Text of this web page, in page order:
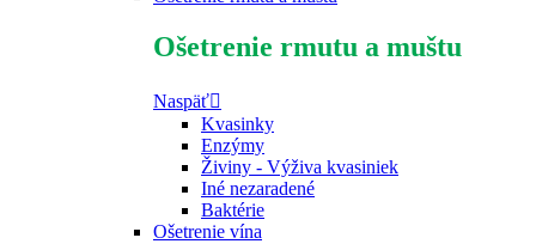
Ošetrenie rmutu a muštu
Naspäť
Kvasinky
Enzýmy
Živiny - Výživa kvasiniek
Iné nezaradené
Baktérie
Ošetrenie vína